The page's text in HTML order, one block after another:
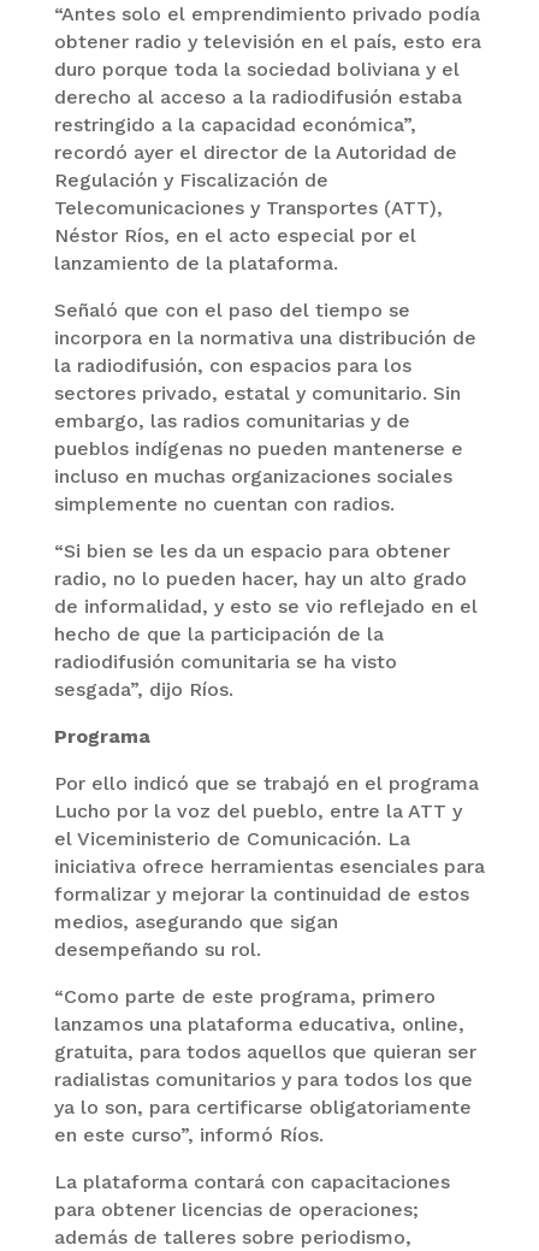
“Antes solo el emprendimiento privado podía
obtener radio y televisión en el país, esto era
duro porque toda la sociedad boliviana y el
derecho al acceso a la radiodifusión estaba
restringido a la capacidad económica”,
recordó ayer el director de la Autoridad de
Regulación y Fiscalización de
Telecomunicaciones y Transportes (ATT),
Néstor Ríos, en el acto especial por el
lanzamiento de la plataforma.
Señaló que con el paso del tiempo se
incorpora en la normativa una distribución de
la radiodifusión, con espacios para los
sectores privado, estatal y comunitario. Sin
embargo, las radios comunitarias y de
pueblos indígenas no pueden mantenerse e
incluso en muchas organizaciones sociales
simplemente no cuentan con radios.
“Si bien se les da un espacio para obtener
radio, no lo pueden hacer, hay un alto grado
de informalidad, y esto se vio reflejado en el
hecho de que la participación de la
radiodifusión comunitaria se ha visto
sesgada”, dijo Ríos.
Programa
Por ello indicó que se trabajó en el programa
Lucho por la voz del pueblo, entre la ATT y
el Viceministerio de Comunicación. La
iniciativa ofrece herramientas esenciales para
formalizar y mejorar la continuidad de estos
medios, asegurando que sigan
desempeñando su rol.
“Como parte de este programa, primero
lanzamos una plataforma educativa, online,
gratuita, para todos aquellos que quieran ser
radialistas comunitarios y para todos los que
ya lo son, para certificarse obligatoriamente
en este curso”, informó Ríos.
La plataforma contará con capacitaciones
para obtener licencias de operaciones;
además de talleres sobre periodismo,